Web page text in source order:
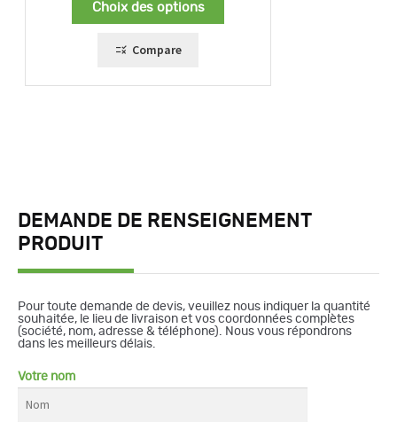
Choix des options
Compare
DEMANDE DE RENSEIGNEMENT
PRODUIT
Pour toute demande de devis, veuillez nous indiquer la quantité
souhaitée, le lieu de livraison et vos coordonnées complètes
(société, nom, adresse & téléphone). Nous vous répondrons
dans les meilleurs délais.
Votre nom